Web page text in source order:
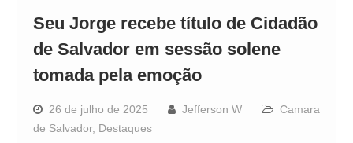
Seu Jorge recebe título de Cidadão
de Salvador em sessão solene
tomada pela emoção
26 de julho de 2025 Jefferson W
Camara
de Salvador, Destaques